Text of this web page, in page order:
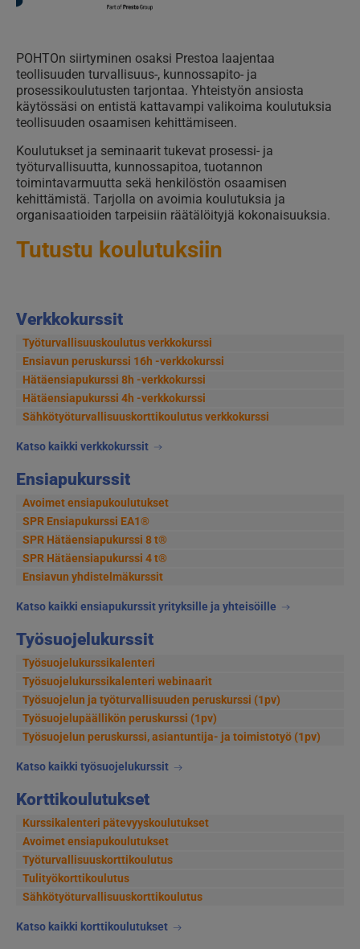
Verkkokurssit
Työturvallisuuskoulutus verkkokurssi
Ensiavun peruskurssi 16h -verkkokurssi
Hätäensiapukurssi 8h -verkkokurssi
Hätäensiapukurssi 4h -verkkokurssi
Sähkötyöturvallisuus­korttikoulutus verkkokurssi
Katso kaikki verkkokurssit
Ensiapukurssit
Avoimet ensiapukoulutukset
SPR Ensiapukurssi EA1®
SPR Hätäensiapukurssi 8 t®
SPR Hätäensiapukurssi 4 t®
Ensiavun yhdistelmäkurssit
Katso kaikki ensiapukurssit yrityksille ja yhteisöille
Työsuojelukurssit
Työsuojelukurssikalenteri
Työsuojelukurssikalenteri webinaarit
Työsuojelun ja työturvallisuuden peruskurssi (1pv)
Työsuojelupäällikön peruskurssi (1pv)
Työsuojelun peruskurssi, asiantuntija- ja toimistotyö (1pv)
Katso kaikki työsuojelukurssit
Korttikoulutukset
Kurssikalenteri pätevyyskoulutukset
Avoimet ensiapukoulutukset
Työturvallisuuskorttikoulutus
Tulityökorttikoulutus
Sähkötyöturvallisuuskorttikoulutus
Katso kaikki korttikoulutukset
POHTOn siirtyminen osaksi Prestoa laajentaa
teollisuuden turvallisuus-, kunnossapito- ja
prosessikoulutusten tarjontaa. Yhteistyön ansiosta
käytössäsi on entistä kattavampi valikoima koulutuksia
teollisuuden osaamisen kehittämiseen.
Koulutukset ja seminaarit tukevat prosessi- ja
työturvallisuutta, kunnossapitoa, tuotannon
toimintavarmuutta sekä henkilöstön osaamisen
kehittämistä. Tarjolla on avoimia koulutuksia ja
organisaatioiden tarpeisiin räätälöityjä kokonaisuuksia.
Tutustu koulutuksiin